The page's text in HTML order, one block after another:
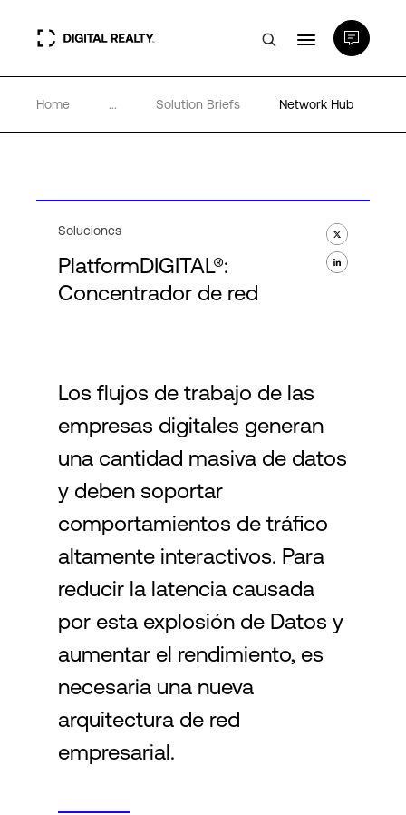
Centros de Datos
Partners
Experiencia y recursos
Login
Home ... Solution Briefs Network Hub
Soluciones
PlatformDIGITAL®:
Concentrador de red
Los flujos de trabajo de las
empresas digitales generan
una cantidad masiva de datos
y deben soportar
comportamientos de tráfico
altamente interactivos. Para
reducir la latencia causada
por esta explosión de Datos y
aumentar el rendimiento, es
necesaria una nueva
arquitectura de red
empresarial.